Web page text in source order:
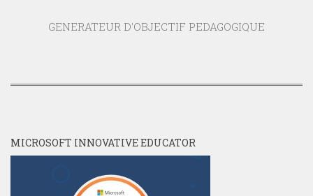
GENERATEUR D'OBJECTIF PEDAGOGIQUE
MICROSOFT INNOVATIVE EDUCATOR